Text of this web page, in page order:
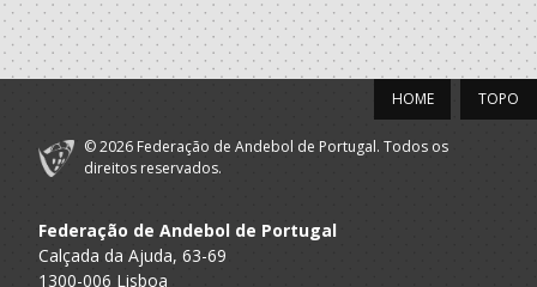
A.A. Porto
ACADEMICA S.
MAMEDE
Master M
A.A. Porto
ACADÉMICO
FUTEBOL CLUBE
Master M
2017/18
ASSOCIACAO
TOPO
HOME
© 2026 Federação de Andebol de Portugal. Todos os
direitos reservados.
Federação de Andebol de Portugal
Calçada da Ajuda, 63-69
1300-006 Lisboa